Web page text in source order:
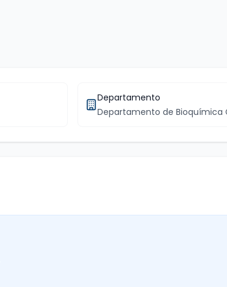
Departamento
Departamento de Bioquímica